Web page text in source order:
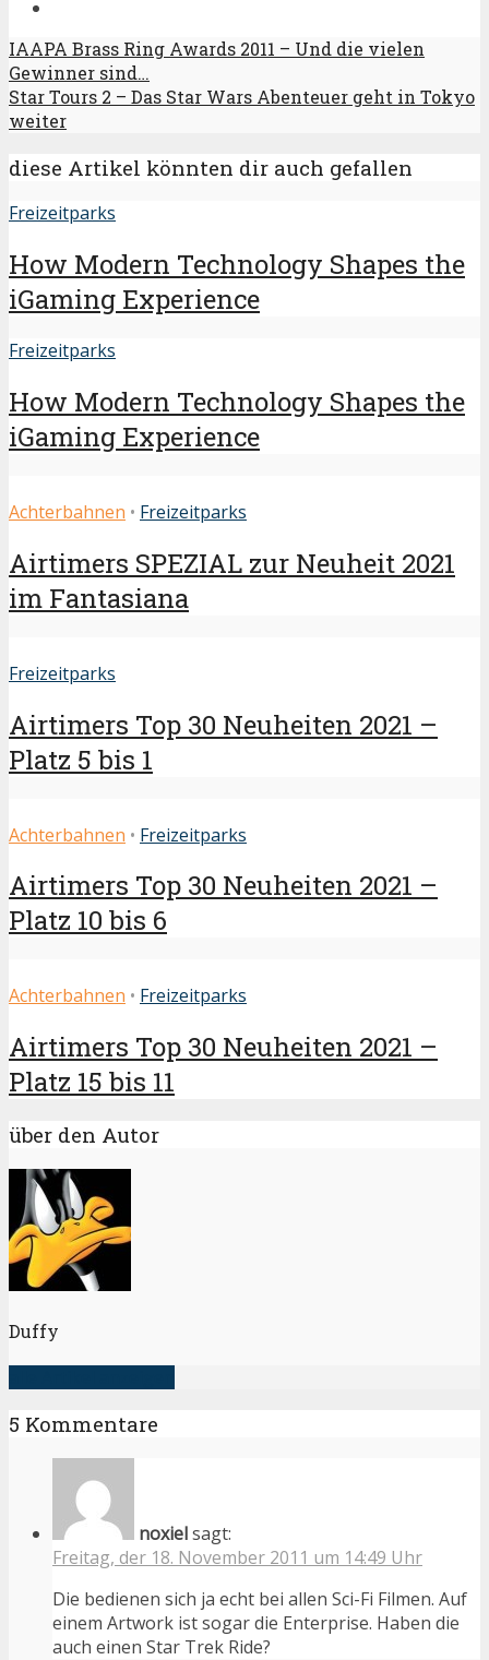
IAAPA Brass Ring Awards 2011 – Und die vielen
Gewinner sind…
Star Tours 2 – Das Star Wars Abenteuer geht in Tokyo
weiter
diese Artikel könnten dir auch gefallen
Freizeitparks
How Modern Technology Shapes the
iGaming Experience
Freizeitparks
How Modern Technology Shapes the
iGaming Experience
Achterbahnen • Freizeitparks
Airtimers SPEZIAL zur Neuheit 2021
im Fantasiana
Freizeitparks
Airtimers Top 30 Neuheiten 2021 –
Platz 5 bis 1
Achterbahnen • Freizeitparks
Airtimers Top 30 Neuheiten 2021 –
Platz 10 bis 6
Achterbahnen • Freizeitparks
Airtimers Top 30 Neuheiten 2021 –
Platz 15 bis 11
über den Autor
Duffy
5 Kommentare
noxielsagt:
Freitag, der 18. November 2011 um 14:49 Uhr
Die bedienen sich ja echt bei allen Sci-Fi Filmen. Auf
einem Artwork ist sogar die Enterprise. Haben die
auch einen Star Trek Ride?